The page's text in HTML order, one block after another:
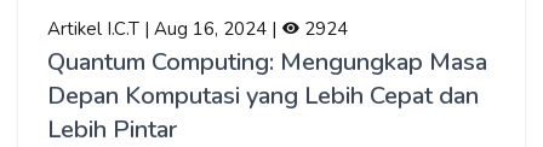
Artikel I.C.T | Aug 16, 2024 | 2924
Quantum Computing: Mengungkap Masa
Depan Komputasi yang Lebih Cepat dan
Lebih Pintar